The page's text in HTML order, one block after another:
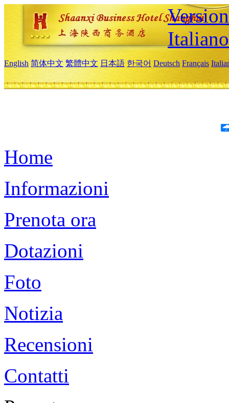
Italiano
English 简体中文 繁體中文 日本語 한국어 Deutsch Français
Home
Informazioni
Prenota ora
Dotazioni
Foto
Notizia
Recensioni
Contatti